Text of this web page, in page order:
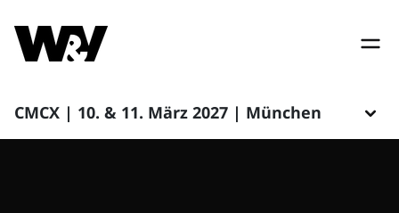
CMCX | 10. & 11. März 2027 | München